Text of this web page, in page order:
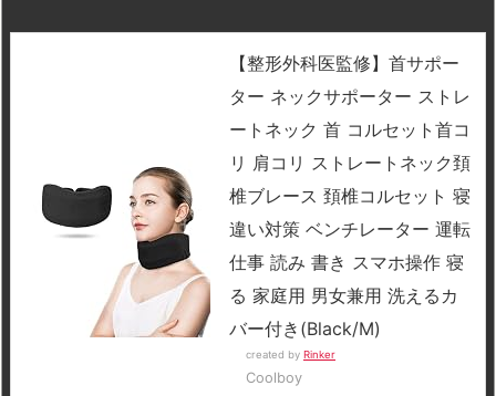
【整形外科医監修】首サポー
ター ネックサポーター ストレ
ートネック 首 コルセット首コ
リ 肩コリ ストレートネック頚
椎ブレース 頚椎コルセット 寝
違い対策 ベンチレーター 運転
仕事 読み 書き スマホ操作 寝
る 家庭用 男女兼用 洗えるカ
バー付き(Black/M)
created by Rinker
Coolboy